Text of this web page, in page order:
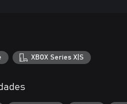
XBOX Series X|S